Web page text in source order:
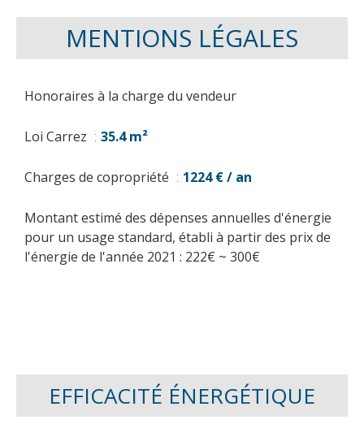
MENTIONS LÉGALES
Honoraires à la charge du vendeur
Loi Carrez 35.4 m²
Charges de copropriété 1224 € / an
Montant estimé des dépenses annuelles d'énergie
pour un usage standard, établi à partir des prix de
l'énergie de l'année 2021 : 222€ ~ 300€
EFFICACITÉ ÉNERGÉTIQUE